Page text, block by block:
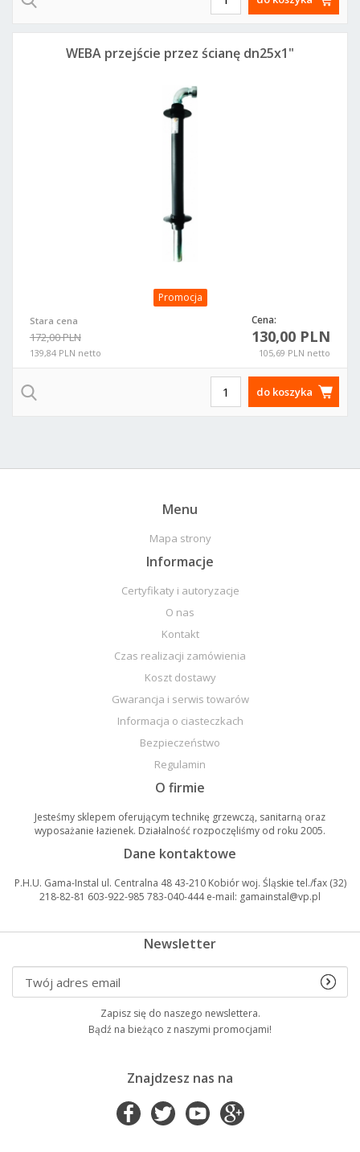
Promocja
Stara cena
172,00 PLN
139,84 PLN netto
Cena:
130,00 PLN
105,69 PLN netto
WEBA przejście przez ścianę dn25x1"
do koszyka
Menu
Mapa strony
Informacje
Certyfikaty i autoryzacje
O nas
Kontakt
Czas realizacji zamówienia
Koszt dostawy
Gwarancja i serwis towarów
Informacja o ciasteczkach
Bezpieczeństwo
Regulamin
O firmie
Jesteśmy sklepem oferującym technikę grzewczą, sanitarną oraz
wyposażanie łazienek. Działalność rozpoczęliśmy od roku 2005.
Dane kontaktowe
P.H.U. Gama-Instal ul. Centralna 48 43-210 Kobiór woj. Śląskie tel./fax (32)
218-82-81 603-922-985 783-040-444 e-mail: gamainstal@vp.pl
Newsletter
Zapisz się do naszego newslettera.
Bądź na bieżąco z naszymi promocjami!
Znajdzesz nas na